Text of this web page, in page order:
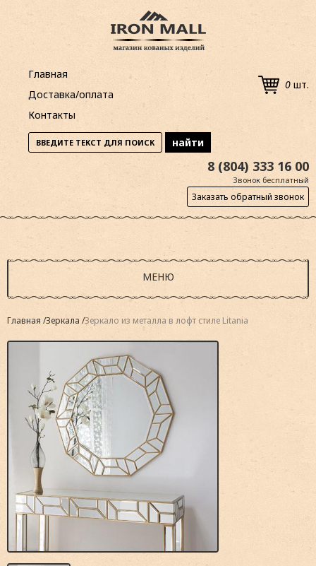
Главная
Доставка/оплата
Контакты
0 шт.
8 (804) 333 16 00
Звонок бесплатный
Заказать обратный звонок
МЕНЮ
Главная Зеркала Зеркало из металла в лофт стиле Litania